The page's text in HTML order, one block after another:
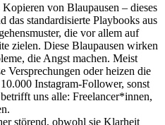
von Blaupausen – dieses
das standardisierte Playbooks aus
die vor allem auf
zielen. Diese Blaupausen wirken
die Angst machen. Meist
Versprechungen oder heizen die
Instagram-Follower, sonst
uns alle: Freelancer*innen,
störend, obwohl sie Klarheit